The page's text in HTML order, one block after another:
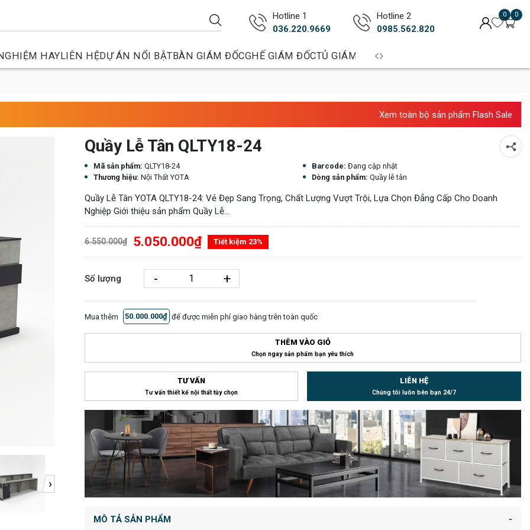
Hotline 1
036.220.9669
Hotline 2
0985.562.820
0 0
HAYLIÊN HỆDỰ ÁN NỔI BẬTBÀN GIÁM ĐỐCGHẾ GIÁM ĐỐCTỦ GIÁM ĐỐCBÀN TRƯỞNG PHÒNG
Xem toàn bộ sản phẩm Flash Sale
›
Quầy Lễ Tân QLTY18-24
Mã sản phẩm: QLTY18-24 Barcode: Đang cập nhật
Thương hiệu: Nội Thất YOTA Dòng sản phẩm: Quầy lễ tân
Quầy Lễ Tân YOTA QLTY18-24: Vẻ Đẹp Sang Trọng, Chất Lượng Vượt Trội, Lựa Chọn Đẳng Cấp Cho Doanh
Nghiệp Giới thiệu sản phẩm Quầy Lễ...
6.550.000₫ 5.050.000₫ Tiết kiệm 23%
Số lượng - +
Mua thêm 50.000.000₫ để được miễn phí giao hàng trên toàn quốc
THÊM VÀO GIỎ
Chọn ngay sản phẩm bạn yêu thích
TƯ VẤN
Tư vấn thiết kế nội thất tùy chọn
LIÊN HỆ
Chúng tôi luôn bên bạn 24/7
MÔ TẢ SẢN PHẨM